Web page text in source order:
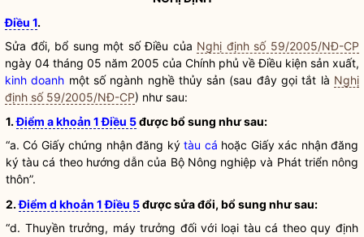
Điều 1.
Sửa đổi, bổ sung một số Điều của Nghị định số 59/2005/NĐ-CP
ngày 04 tháng 05 năm 2005 của Chính phủ về Điều kiện sản xuất,
kinh doanh một số ngành nghề thủy sản (sau đây gọi tắt là Nghị
định số 59/2005/NĐ-CP) như sau:
1.Điểm a khoản 1 Điều 5được bổ sung như sau:
“a. Có Giấy chứng nhận đăng kýtàu cá hoặc Giấy xác nhận đăng
kýtàu cá theo hướng dẫn của Bộ Nông nghiệp và Phát triển nông
thôn”.
2.Điểm d khoản 1 Điều 5được sửa đổi, bổ sung như sau:
“d. Thuyền trưởng, máy trưởng đối với loại tàu cá theo quy định